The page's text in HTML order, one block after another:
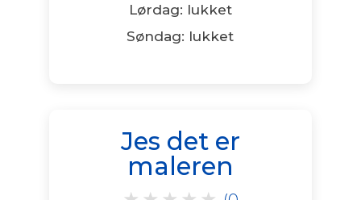
Lørdag: lukket
Søndag: lukket
Jes det er
maleren